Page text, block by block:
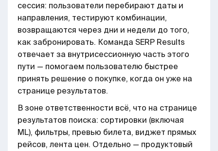
сессия: пользователи перебирают даты и
направления, тестируют комбинации,
возвращаются через дни и недели до того,
как забронировать. Команда SERP Results
отвечает за внутрисессионную часть этого
пути — помогаем пользователю быстрее
принять решение о покупке, когда он уже на
странице результатов.
В зоне ответственности всё, что на странице
результатов поиска: сортировки (включая
ML), фильтры, превью билета, виджет прямых
рейсов, лента цен. Отдельно — продуктовый